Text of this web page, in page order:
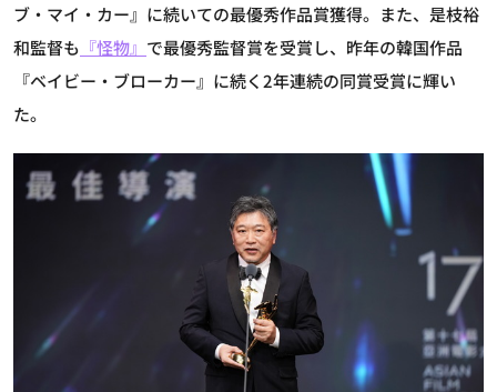
ブ・マイ・カー』に続いての最優秀作品賞獲得。また、是枝裕
和監督も 『怪物』 で最優秀監督賞を受賞し、昨年の韓国作品
『ベイビー・ブローカー』に続く2年連続の同賞受賞に輝い
た。